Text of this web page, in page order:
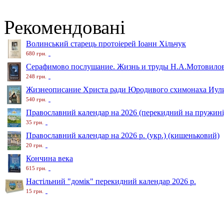
Рекомендовані
Волинський старець протоіерей Іоанн Хільчук
680 грн.
Серафимово послушание. Жизнь и труды
248 грн.
Жизнеописание Христа ради Юродивого схимонаха
540 грн.
Православний календар на 2026 (перекидний на
35 грн.
Православний календар на 2026 р. (укр.) (кишеньковий)
20 грн.
Кончина века
615 грн.
Настільний "домік" перекидний календар 2026 р.
15 грн.